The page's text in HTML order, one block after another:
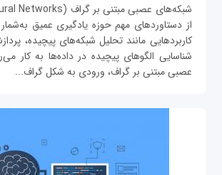
از دستاوردهای مهم حوزه یادگیری عمیق
کاربردهایی مانند تحلیل شبکه‌های پیچیده،
شناسایی الگوهای پیچیده در داده‌ها به کار
عصبی مبتنی بر گراف، ورودی به شکل گراف...